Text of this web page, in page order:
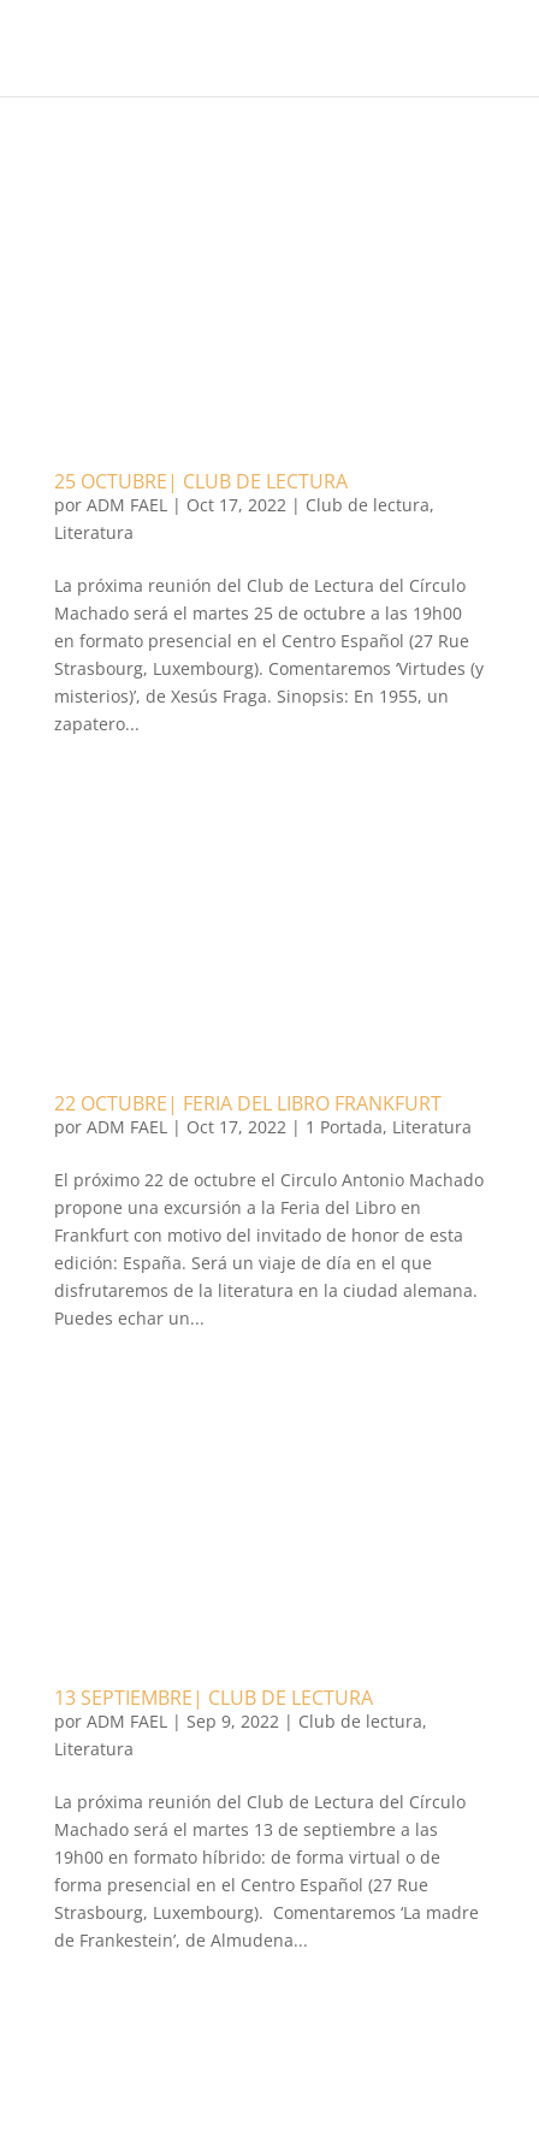
25 OCTUBRE| CLUB DE LECTURA
por ADM FAEL| Oct 17, 2022| Club de lectura,
Literatura
La próxima reunión del Club de Lectura del Círculo
Machado será el martes 25 de octubre a las 19h00
en formato presencial en el Centro Español (27 Rue
Strasbourg, Luxembourg). Comentaremos ‘Virtudes (y
misterios)’, de Xesús Fraga. Sinopsis: En 1955, un
zapatero...
22 OCTUBRE| FERIA DEL LIBRO FRANKFURT
por ADM FAEL| Oct 17, 2022| 1 Portada, Literatura
El próximo 22 de octubre el Circulo Antonio Machado
propone una excursión a la Feria del Libro en
Frankfurt con motivo del invitado de honor de esta
edición: España. Será un viaje de día en el que
disfrutaremos de la literatura en la ciudad alemana.
Puedes echar un...
13 SEPTIEMBRE| CLUB DE LECTURA
por ADM FAEL| Sep 9, 2022| Club de lectura,
Literatura
La próxima reunión del Club de Lectura del Círculo
Machado será el martes 13 de septiembre a las
19h00 en formato híbrido: de forma virtual o de
forma presencial en el Centro Español (27 Rue
Strasbourg, Luxembourg). Comentaremos ‘La madre
de Frankestein’, de Almudena...